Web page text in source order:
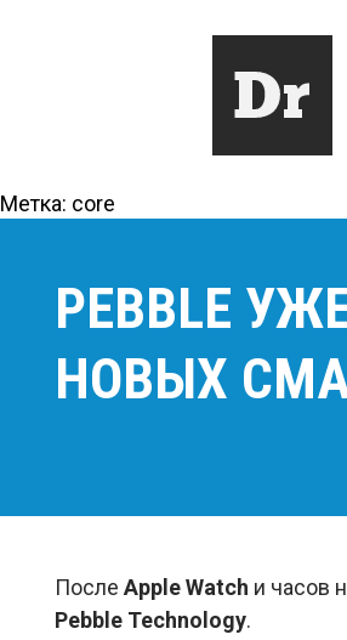
Метка: core
PEBBLE
НОВЫХ
После Apple Watch и часов
Pebble Technology.